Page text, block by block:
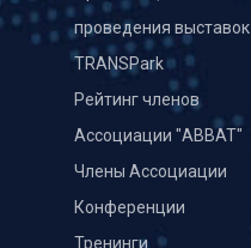
проведения выставок
TRANSPark
Рейтинг членов
Ассоциации "АВВАТ"
Члены Ассоциации
Конференции
Тренинги